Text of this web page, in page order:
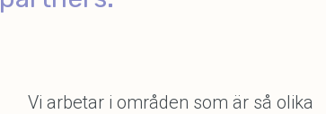
Vi arbetar i områden som är så olika